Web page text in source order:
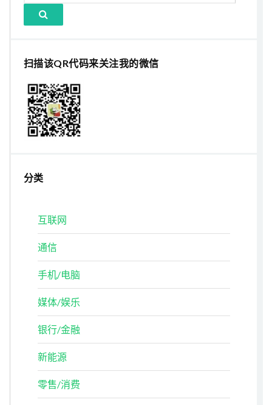
扫描该QR代码来关注我的微信
分类
互联网
通信
手机/电脑
媒体/娱乐
银行/金融
新能源
零售/消费